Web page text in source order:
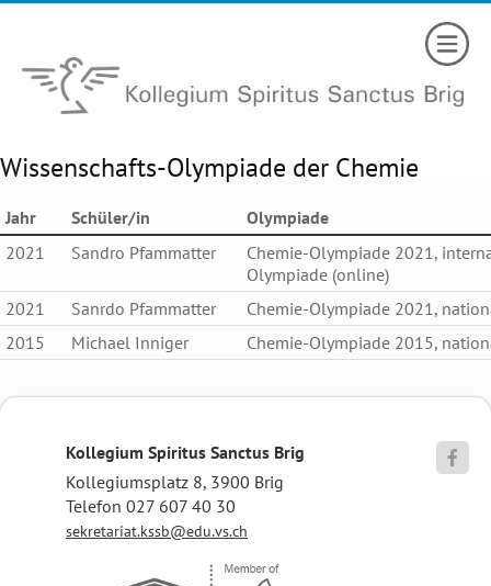
Wissenschafts-Olympiade der Chemie
Jahr Schüler/in
Olympiade
2021
Sandro Pfammatter
Chemie-Olympiade 2021,
Olympiade (online)
2021
Sanrdo Pfammatter
Chemie-Olympiade 2021,
2015
Michael Inniger Chemie-Olympiade 2015,
Kollegium Spiritus Sanctus Brig
Kollegiumsplatz 8, 3900 Brig
Telefon 027 607 40 30
sekretariat.kssb@edu.vs.ch
